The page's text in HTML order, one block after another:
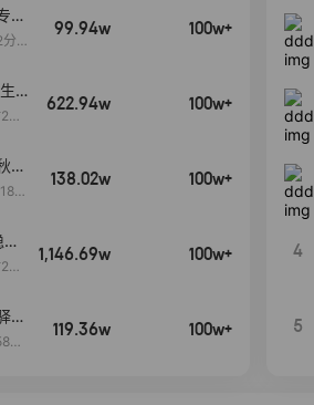
场
5
99.94w 100w+
24
622.94w 100w+
现
分
138.02w 100w+
20
1,146.69w 100w+
站
分
分
119.36w 100w+
4
5